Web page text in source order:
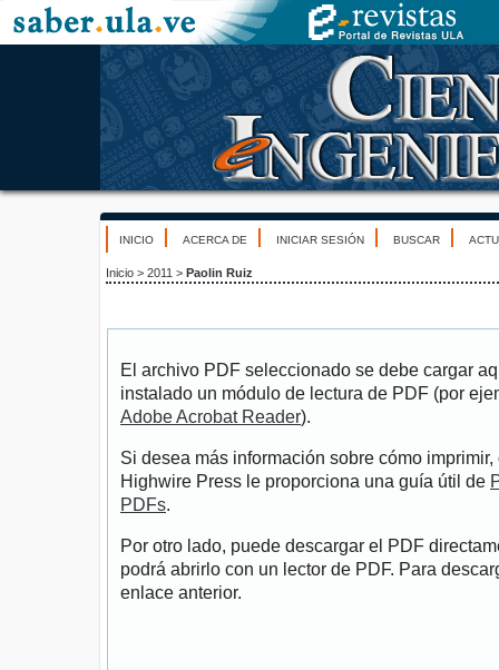
INICIO ACERCA DE INICIAR SESIÓN BUSCAR
Inicio > 2011 > Paolin Ruiz
El archivo PDF seleccionado se debe cargar
instalado un módulo de lectura de PDF (por
Adobe Acrobat Reader).
Si desea más información sobre cómo
Highwire Press le proporciona una guía útil de
PDFs.
Por otro lado, puede descargar el PDF
podrá abrirlo con un lector de PDF. Para
enlace anterior.